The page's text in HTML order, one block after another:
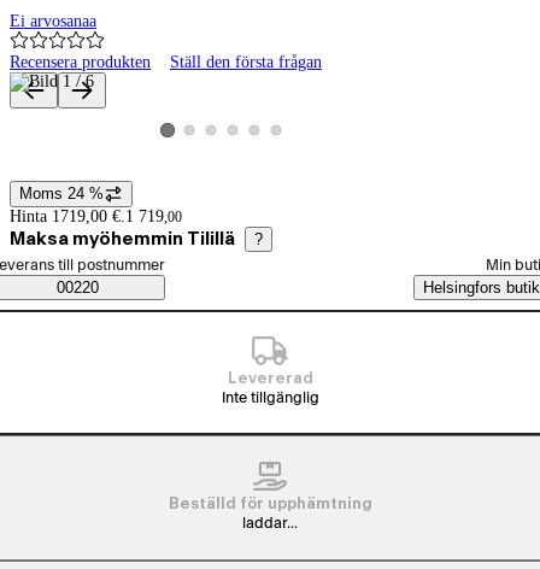
Ei arvosanaa
Recensera produkten Ställ den första frågan
Produktbilder och videor
Visa produktbild 1
Visa produktbild 2
Visa produktbild 3
Visa produktbild 4
Visa produktbild 5
Visa produktbild 6
Prisinformation
Moms 24 %
Hinta 1719,00 €. 1 719,00
Maksa myöhemmin Tilillä ?
Saatavuustiedot
beställningssätt
till postnummer
00220
Min
Helsingfors butik
Levererad
Inte tillgänglig
Beställd för upphämtning
laddar...